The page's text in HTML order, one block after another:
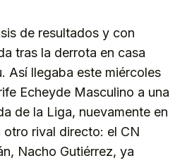
de resultados y con
tras la derrota en casa
Así llegaba este miércoles
Echeyde Masculino a una
de la Liga, nuevamente en
rival directo: el CN
Nacho Gutiérrez, ya